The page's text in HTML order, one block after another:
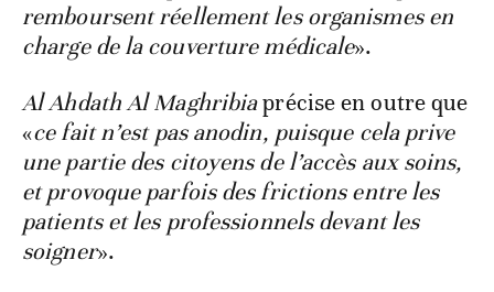
remboursent réellement les organismes en
charge de la couverture médicale».
Al Ahdath Al Maghribiaprécise en outre que
«ce fait n’est pas anodin, puisque cela prive
une partie des citoyens de l’accès aux soins,
et provoque parfois des frictions entre les
patients et les professionnels devant les
soigner».